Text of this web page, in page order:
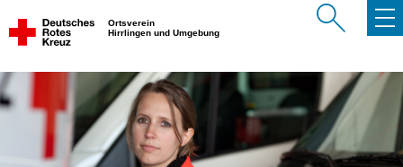
Ortsverein
Hirrlingen und Umgebung